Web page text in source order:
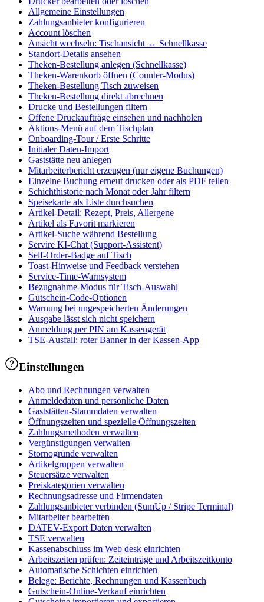
Allgemeine Einstellungen
Zahlungsanbieter konfigurieren
Account löschen
Ansicht wechseln: Tischansicht ↔ Schnellkasse
Standort-Details ansehen
Theken-Bestellung anlegen (Schnellkasse)
Theken-Warenkorb öffnen (Counter-Modus)
Theken-Bestellung Tisch zuweisen
Theken-Bestellung direkt abrechnen
Drucke und Bestellungen filtern
Offene Druckaufträge einsehen und nachholen
Aktions-Menü auf dem Tischplan
Onboarding-Tour / Erste Schritte
Initialer Daten-Import
Gaststätte neu anlegen
Mitarbeiterbericht erzeugen (nur eigene Buchungen)
Einzelne Buchung erneut drucken oder als PDF teilen
Schichthistorie nach Monat oder Jahr filtern
Speisekarte als Liste durchsuchen
Artikel-Detail: Rezept, Preis, Allergene
Artikel als Favorit markieren
Artikel-Suche während Bestellung
Servire KI-Chat (Support-Assistent)
Self-Order-Badge auf Tisch
Toast-Hinweise und Feedback verstehen
Service-Time-Warnsystem
Bezugnahme-Modus für Tisch-Auswahl
Gutschein-Code-Optionen
Warnung bei ungespeicherten Änderungen
Ausgabe lässt sich nicht speichern
Anmeldung per PIN am Kassengerät
TSE-Ausfall: roter Banner in der Kassen-App
Einstellungen
Abo und Rechnungen verwalten
Anmeldedaten und persönliche Daten
Gaststätten-Stammdaten verwalten
Öffnungszeiten und spezielle Öffnungszeiten
Zahlungsmethoden verwalten
Vergünstigungen verwalten
Stornogründe verwalten
Artikelgruppen verwalten
Steuersätze verwalten
Preiskategorien verwalten
Rechnungsadresse und Firmendaten
Zahlungsanbieter verbinden (SumUp / Stripe Terminal)
Mitarbeiter bearbeiten
DATEV-Export Daten verwalten
TSE verwalten
Kassenabschluss im Web desk einrichten
Arbeitszeiten prüfen: Zeiteinträge und Arbeitszeitkonto
Automatische Schichten einrichten
Belege: Berichte, Rechnungen und Kassenbuch
Gutschein-Online-Verkauf einrichten